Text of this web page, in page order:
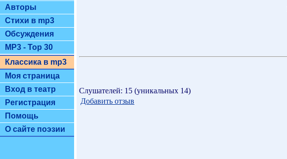
Авторы
Стихи в mp3
Обсуждения
MP3 - Top 30
Классика в mp3
Моя страница
Вход в театр
Регистрация
Помощь
О сайте поэзии
Слушателей: 15 (уникальных 14)
Добавить отзыв